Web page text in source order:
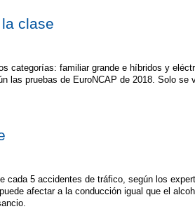
clase
categorías: familiar grande e híbridos y
las pruebas de EuroNCAP de 2018. Solo se
cada 5 accidentes de tráfico, según los
afectar a la conducción igual que el